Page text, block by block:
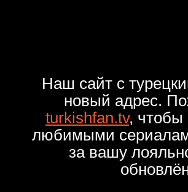
Наш сайт с
новый адрес.
turkishfan.tv, чтобы
любимыми
за вашу